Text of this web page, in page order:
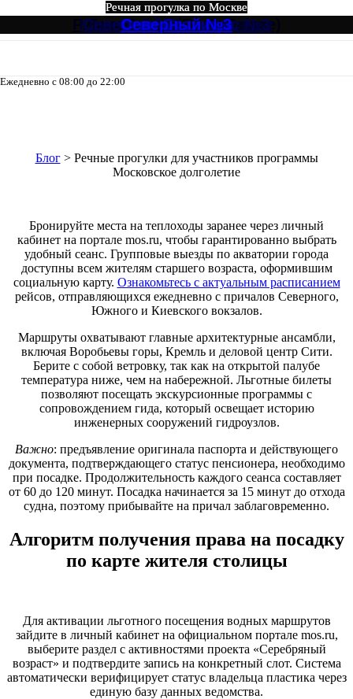
Ежедневно с 08:00 до 22:00
Блог> Речные прогулки для участников программы
Московское долголетие
Бронируйте места на теплоходы заранее через личный
кабинет на портале mos.ru, чтобы гарантированно выбрать
удобный сеанс. Групповые выезды по акватории города
доступны всем жителям старшего возраста, оформившим
социальную карту. Ознакомьтесь с актуальным расписанием
рейсов, отправляющихся ежедневно с причалов Северного,
Южного и Киевского вокзалов.
Маршруты охватывают главные архитектурные ансамбли,
включая Воробьевы горы, Кремль и деловой центр Сити.
Берите с собой ветровку, так как на открытой палубе
температура ниже, чем на набережной. Льготные билеты
позволяют посещать экскурсионные программы с
сопровождением гида, который освещает историю
инженерных сооружений гидроузлов.
Важно: предъявление оригинала паспорта и действующего
документа, подтверждающего статус пенсионера, необходимо
при посадке. Продолжительность каждого сеанса составляет
от 60 до 120 минут. Посадка начинается за 15 минут до отхода
судна, поэтому прибывайте на причал заблаговременно.
Алгоритм получения права на посадку
по карте жителя столицы
Для активации льготного посещения водных маршрутов
зайдите в личный кабинет на официальном портале mos.ru,
выберите раздел с активностями проекта «Серебряный
возраст» и подтвердите запись на конкретный слот. Система
автоматически верифицирует статус владельца пластика через
единую базу данных ведомства.
Речная прогулка по Москве
Ривер Палас (River Palace)
Речная прогулка по Москве
Большое путешествие
Речная прогулка по Москве
Круговой №4 от Зарядье
Речная прогулка по Москве
Северный Экспресс №3
Речная прогулка по Москве
Огни Столицы
Речная прогулка по Москве
Северный №3